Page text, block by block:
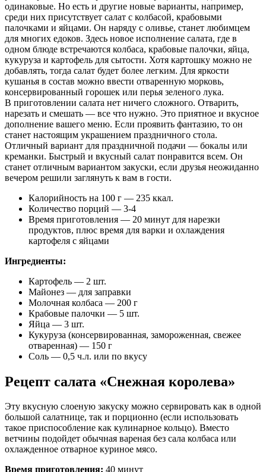
одинаковые. Но есть и другие новые варианты, например,
среди них присутствует салат с колбасой, крабовыми
палочками и яйцами. Он наряду с оливье, станет любимцем
для многих едоков. Здесь новое исполнение салата, где в
одном блюде встречаются колбаса, крабовые палочки, яйца,
кукуруза и картофель для сытости. Хотя картошку можно не
добавлять, тогда салат будет более легким. Для яркости
кушанья в состав можно ввести отваренную морковь,
консервированный горошек или перья зеленого лука.
В приготовлении салата нет ничего сложного. Отварить,
нарезать и смешать — все что нужно. Это приятное и вкусное
дополнение вашего меню. Если проявить фантазию, то он
станет настоящим украшением праздничного стола.
Отличный вариант для праздничной подачи — бокалы или
креманки. Быстрый и вкусный салат понравится всем. Он
станет отличным вариантом закуски, если друзья неожиданно
вечером решили заглянуть к вам в гости.
Калорийность на 100 г — 235 ккал.
Количество порций — 3-4
Время приготовления — 20 минут для нарезки
продуктов, плюс время для варки и охлаждения
картофеля с яйцами
Ингредиенты:
Картофель — 2 шт.
Майонез — для заправки
Молочная колбаса — 200 г
Крабовые палочки — 5 шт.
Яйца — 3 шт.
Кукуруза (консервированная, замороженная, свежее
отваренная) — 150 г
Соль — 0,5 ч.л. или по вкусу
Рецепт салата «Снежная королева»
Эту вкусную слоеную закуску можно сервировать как в одной
большой салатнице, так и порционно (если использовать
такое приспособление как кулинарное кольцо). Вместо
ветчины подойдет обычная вареная без сала колбаса или
охлажденное отварное куриное мясо.
Время приготовления: 40 минут